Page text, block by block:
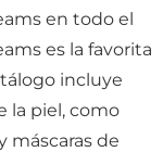
en todo el
es la favorita
incluye
la piel, como
máscaras de